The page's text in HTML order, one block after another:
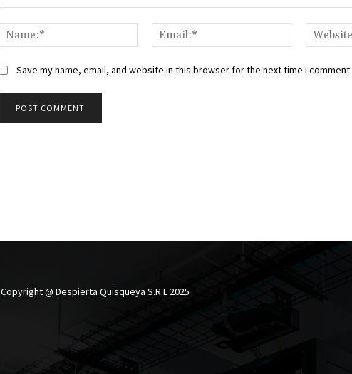
Name:*
Email:*
Save my name, email, and website in this browser for the next time I comment.
Copyright @ Despierta Quisqueya S.R.L 2025